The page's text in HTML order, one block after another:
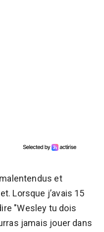
et
Lorsque j’avais 15
"Wesley tu dois
jamais jouer dans